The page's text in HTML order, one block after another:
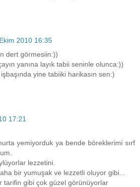
2010 16:35
dert görmesiin:))
yanına layık tabii seninle olunca:))
yine tabiiki harikasın sen:)
17:21
yemiyorduk ya bende böreklerimi sırf
lezzetini.
bir yumuşak ve lezzetli oluyor gibi...
tarifin gibi çok güzel görünüyorlar